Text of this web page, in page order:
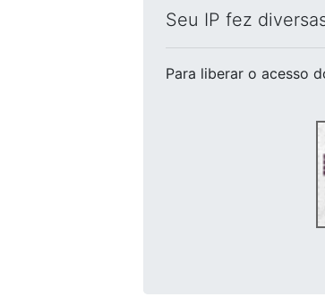
Seu IP fez
Para liberar o acesso